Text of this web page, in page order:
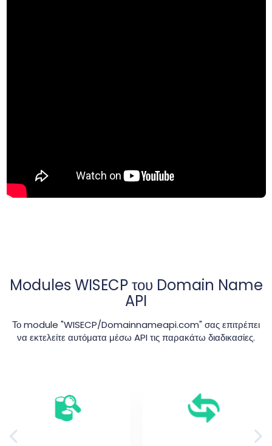
Modules WISECP του Domain Name
API
Το module "WISECP/Domainnameapi.com" σας επιτρέπει
να εκτελείτε αυτόματα μέσω API τις παρακάτω διαδικασίες.